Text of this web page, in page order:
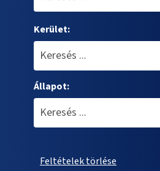
Kerület:
Állapot:
Feltételek törlése